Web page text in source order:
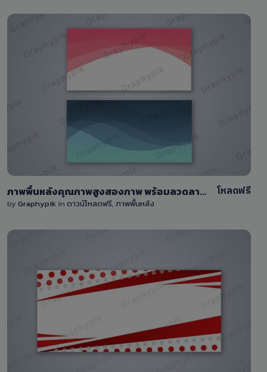
ภาพพื้นหลังคุณภาพสูงสองภาพ พร้อมลวดลายคลื่น
by Graphypik in ดาวน์โหลดฟรี, ภาพพื้นหลัง
โหลดฟรี
View Details